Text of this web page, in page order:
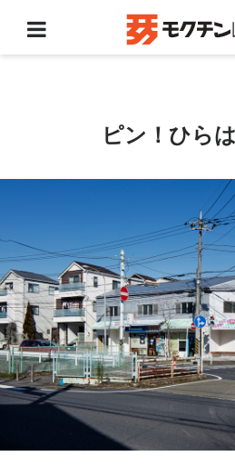
ピン！ひら